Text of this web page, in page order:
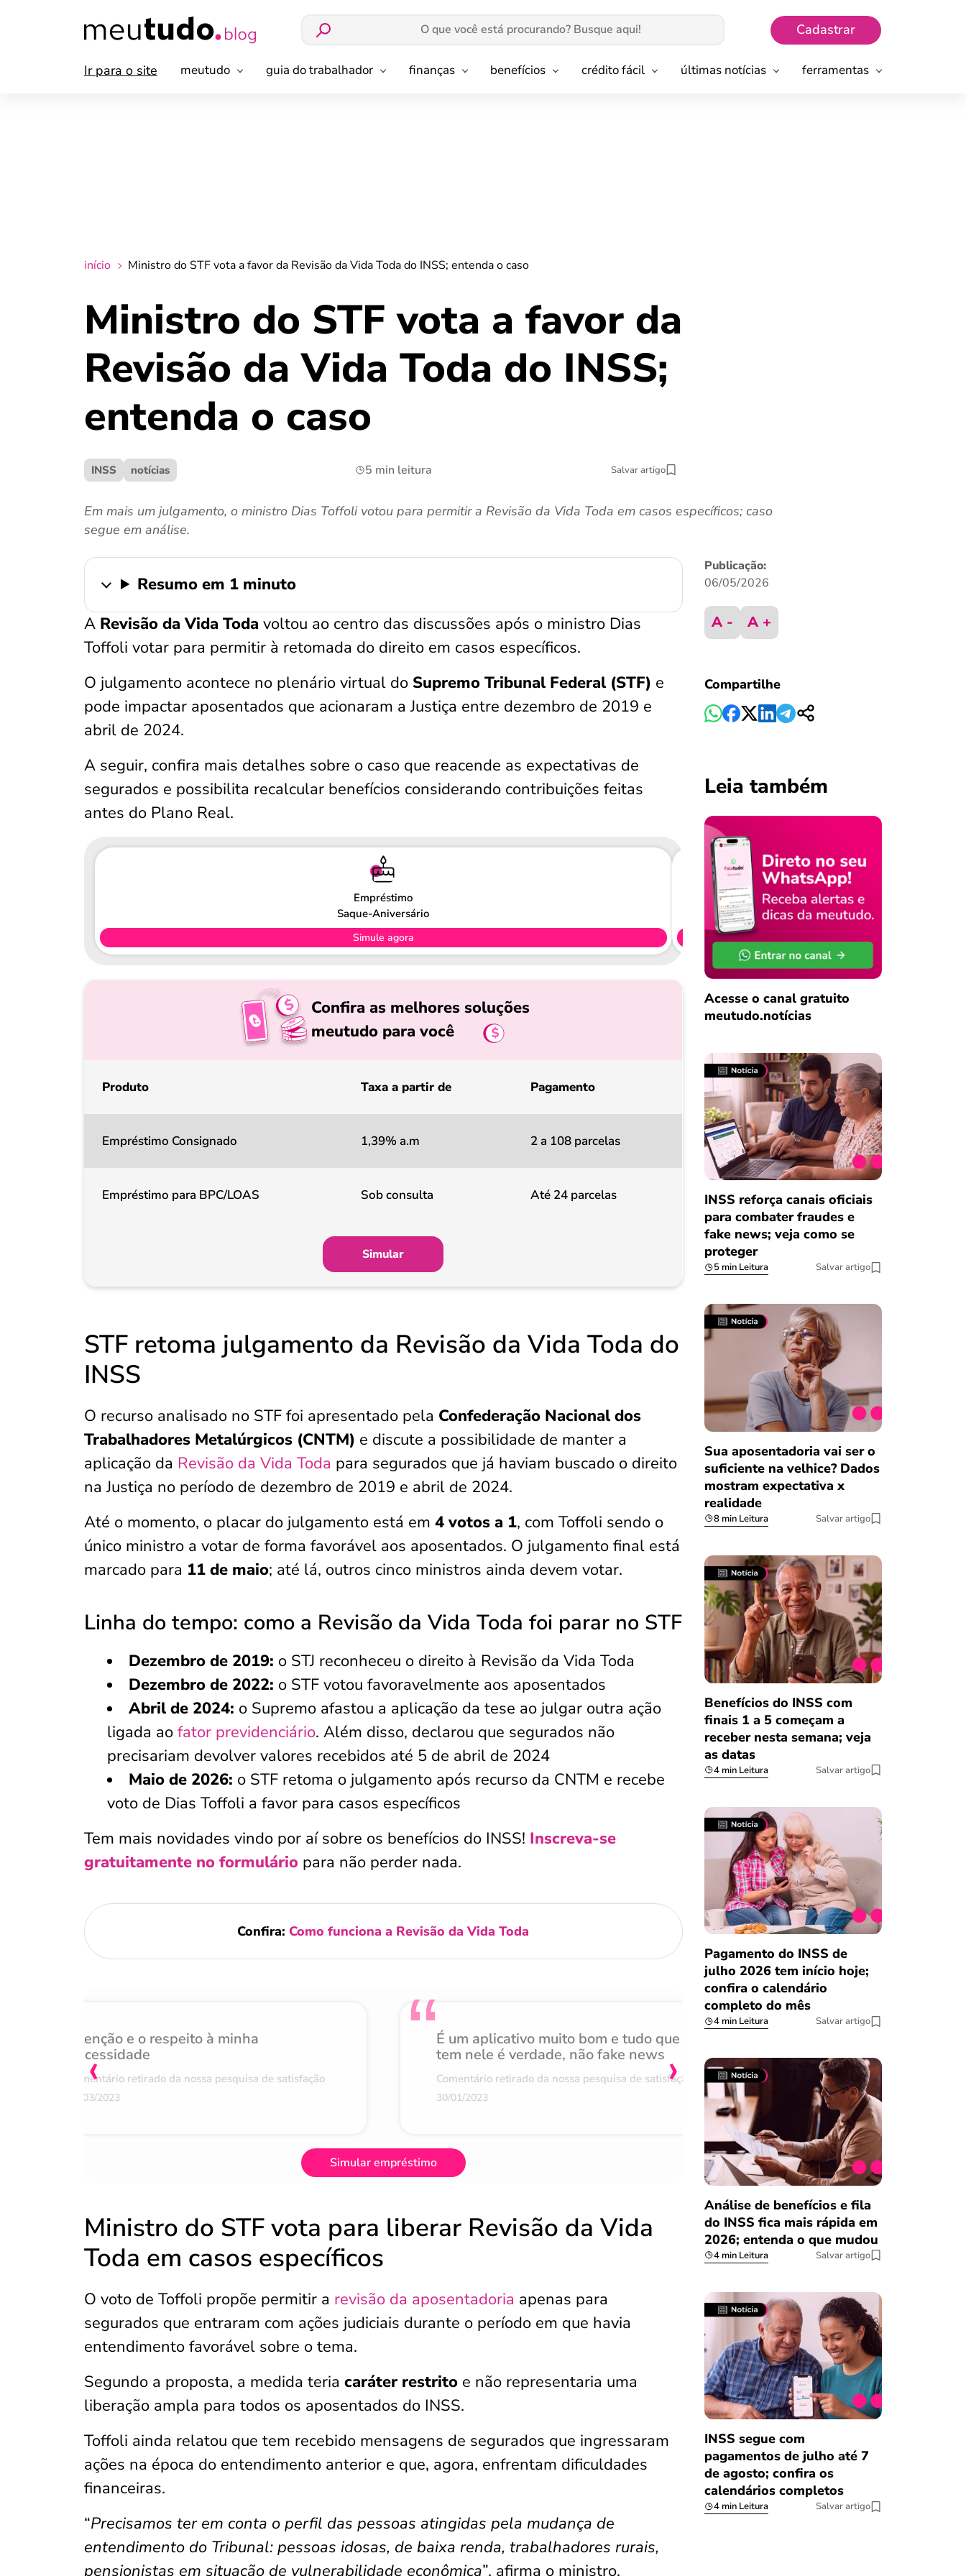
Cadastrar
Ir para o site meutudo guia do trabalhador finanças benefícios crédito fácil últimas notícias ferramentas
início Ministro do STF vota a favor da Revisão da Vida Toda do INSS; entenda o caso
Ministro do STF vota a favor da
Revisão da Vida Toda do INSS;
entenda o caso
INSS notícias 5 min leitura Salvar artigo
Em mais um julgamento, o ministro Dias Toffoli votou para permitir a Revisão da Vida Toda em casos específicos; caso
segue em análise.
Resumo em 1 minuto
A Revisão da Vida Toda voltou ao centro das discussões após o ministro Dias
Toffoli votar para permitir à retomada do direito em casos específicos.
O julgamento acontece no plenário virtual do Supremo Tribunal Federal (STF) e
pode impactar aposentados que acionaram a Justiça entre dezembro de 2019 e
abril de 2024.
A seguir, confira mais detalhes sobre o caso que reacende as expectativas de
segurados e possibilita recalcular benefícios considerando contribuições feitas
antes do Plano Real.
Empréstimo
Saque-Aniversário
Simule agora
Confira as melhores soluções
meutudo para você
Produto Taxa a partir de Pagamento
Empréstimo Consignado 1,39% a.m 2 a 108 parcelas
Empréstimo para BPC/LOAS Sob consulta Até 24 parcelas
Simular
STF retoma julgamento da Revisão da Vida Toda do
INSS
O recurso analisado no STF foi apresentado pela Confederação Nacional dos
Trabalhadores Metalúrgicos (CNTM) e discute a possibilidade de manter a
aplicação da Revisão da Vida Toda para segurados que já haviam buscado o direito
na Justiça no período de dezembro de 2019 e abril de 2024.
Até o momento, o placar do julgamento está em 4 votos a 1, com Toffoli sendo o
único ministro a votar de forma favorável aos aposentados. O julgamento final está
marcado para 11 de maio; até lá, outros cinco ministros ainda devem votar.
Linha do tempo: como a Revisão da Vida Toda foi parar no STF
Dezembro de 2019: o STJ reconheceu o direito à Revisão da Vida Toda
Dezembro de 2022: o STF votou favoravelmente aos aposentados
Abril de 2024: o Supremo afastou a aplicação da tese ao julgar outra ação
ligada ao fator previdenciário. Além disso, declarou que segurados não
precisariam devolver valores recebidos até 5 de abril de 2024
Maio de 2026: o STF retoma o julgamento após recurso da CNTM e recebe
voto de Dias Toffoli a favor para casos específicos
Tem mais novidades vindo por aí sobre os benefícios do INSS! Inscreva-se
gratuitamente no formulário para não perder nada.
Confira: Como funciona a Revisão da Vida Toda
Atenção e o respeito à minha
necessidade
Comentário retirado da nossa pesquisa de satisfação
07/03/2023
É um aplicativo muito bom e tudo que
tem nele é verdade, não fake news
Comentário retirado da nossa pesquisa de satisfação
30/01/2023
burocracia
Comentário retirado da nossa
08/03/2023
‹ ›
Simular empréstimo
Ministro do STF vota para liberar Revisão da Vida
Toda em casos específicos
O voto de Toffoli propõe permitir a revisão da aposentadoria apenas para
segurados que entraram com ações judiciais durante o período em que havia
entendimento favorável sobre o tema.
Segundo a proposta, a medida teria caráter restrito e não representaria uma
liberação ampla para todos os aposentados do INSS.
Toffoli ainda relatou que tem recebido mensagens de segurados que ingressaram
ações na época do entendimento anterior e que, agora, enfrentam dificuldades
financeiras.
“Precisamos ter em conta o perfil das pessoas atingidas pela mudança de
entendimento do Tribunal: pessoas idosas, de baixa renda, trabalhadores rurais,
pensionistas em situação de vulnerabilidade econômica”, afirma o ministro.
Publicação:
06/05/2026
A - A +
Compartilhe
Leia também
Acesse o canal gratuito
meutudo.notícias
INSS reforça canais oficiais
para combater fraudes e
fake news; veja como se
proteger
5 min Leitura Salvar artigo
Sua aposentadoria vai ser o
suficiente na velhice? Dados
mostram expectativa x
realidade
8 min Leitura Salvar artigo
Benefícios do INSS com
finais 1 a 5 começam a
receber nesta semana; veja
as datas
4 min Leitura Salvar artigo
Pagamento do INSS de
julho 2026 tem início hoje;
confira o calendário
completo do mês
4 min Leitura Salvar artigo
Análise de benefícios e fila
do INSS fica mais rápida em
2026; entenda o que mudou
4 min Leitura Salvar artigo
INSS segue com
pagamentos de julho até 7
de agosto; confira os
calendários completos
4 min Leitura Salvar artigo